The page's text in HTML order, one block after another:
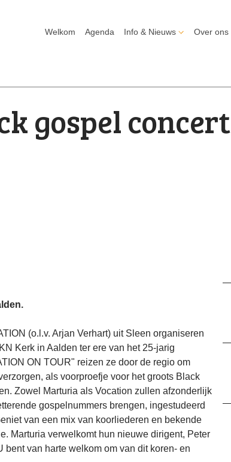
Welkom Agenda Info & Nieuws Over ons
gospel concert
(o.l.v. Arjan Verhart) uit Sleen organiseren
Kerk in Aalden ter ere van het 25-jarig
ON TOUR" reizen ze door de regio om
als voorproefje voor het groots Black
Zowel Marturia als Vocation zullen afzonderlijk
gospelnummers brengen, ingestudeerd
van een mix van koorliederen en bekende
Marturia verwelkomt hun nieuwe dirigent, Peter
van harte welkom om van dit koren- en